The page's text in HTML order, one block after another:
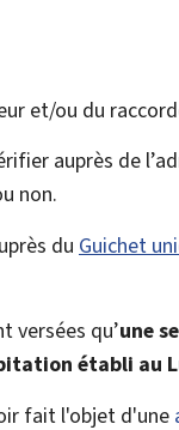
et/ou du
auprès de
non.
du Guichet
versées qu’une
établi au
fait l'objet d'une